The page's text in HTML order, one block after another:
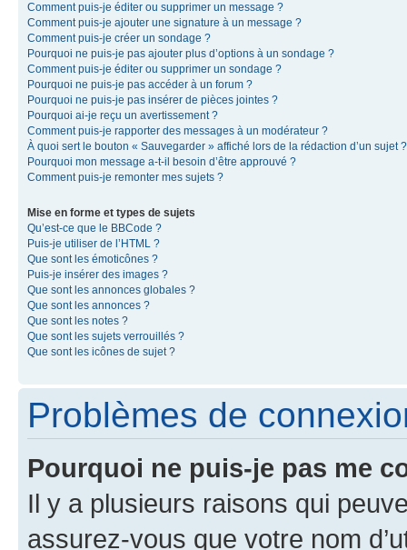
Comment puis-je éditer ou supprimer un message ?
Comment puis-je ajouter une signature à un message ?
Comment puis-je créer un sondage ?
Pourquoi ne puis-je pas ajouter plus d’options à un sondage ?
Comment puis-je éditer ou supprimer un sondage ?
Pourquoi ne puis-je pas accéder à un forum ?
Pourquoi ne puis-je pas insérer de pièces jointes ?
Pourquoi ai-je reçu un avertissement ?
Comment puis-je rapporter des messages à un modérateur ?
À quoi sert le bouton « Sauvegarder » affiché lors de la rédaction d’un sujet ?
Pourquoi mon message a-t-il besoin d’être approuvé ?
Comment puis-je remonter mes sujets ?
Mise en forme et types de sujets
Qu’est-ce que le BBCode ?
Puis-je utiliser de l’HTML ?
Que sont les émoticônes ?
Puis-je insérer des images ?
Que sont les annonces globales ?
Que sont les annonces ?
Que sont les notes ?
Que sont les sujets verrouillés ?
Que sont les icônes de sujet ?
Problèmes de
Pourquoi ne puis-je pas me
Il y a plusieurs raisons qui
assurez-vous que votre nom